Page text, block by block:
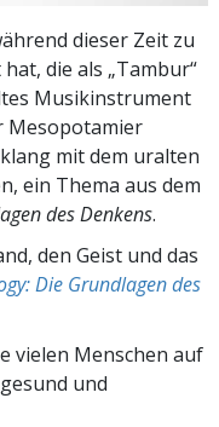
dieser Zeit zu
die als „Tambur“
Musikinstrument
Mesopotamier
mit dem uralten
ein Thema aus dem
des Denkens.
den Geist und das
Die Grundlagen des
vielen Menschen auf
und